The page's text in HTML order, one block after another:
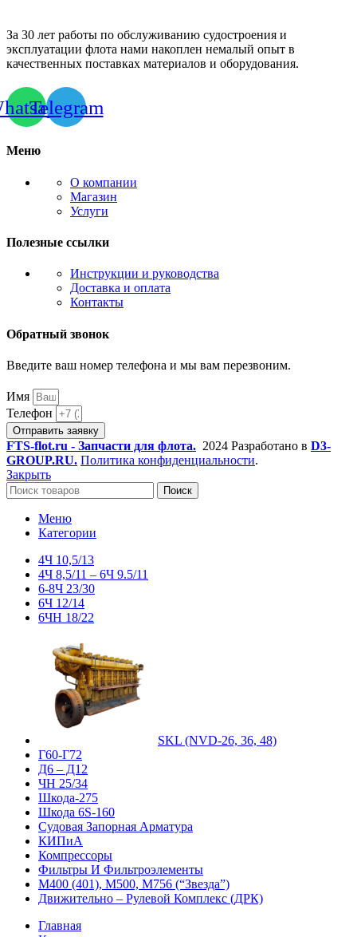
За 30 лет работы по обслуживанию судостроения и
эксплуатации флота нами накоплен немалый опыт в
качественных поставках материалов и оборудования.
Telegram
Меню
О компании
Магазин
Услуги
Полезные ссылки
Инструкции и руководства
Доставка и оплата
Контакты
Обратный звонок
Введите ваш номер телефона и мы вам перезвоним.
Имя
Телефон
Отправить заявку
FTS-flot.ru - Запчасти для флота. 2024 Разработано в D3-
GROUP.RU. Политика конфиденциальности.
Закрыть
Поиск
Меню
Категории
4Ч 10,5/13
4Ч 8,5/11 – 6Ч 9.5/11
6-8Ч 23/30
6Ч 12/14
6ЧН 18/22
SKL (NVD-26, 36, 48)
Г60-Г72
Д6 – Д12
ЧН 25/34
Шкода-275
Шкода 6S-160
Судовая Запорная Арматура
КИПиА
Компрессоры
Фильтры И Фильтроэлементы
М400 (401), М500, М756 (“Звезда”)
Движительно – Рулевой Комплекс (ДРК)
Главная